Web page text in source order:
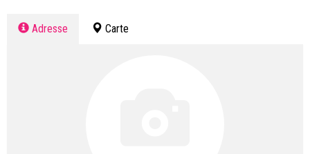
Adresse Carte